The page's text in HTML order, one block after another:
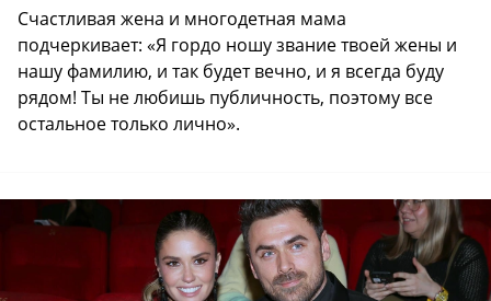
Счастливая жена и многодетная мама
подчеркивает: «Я гордо ношу звание твоей жены и
нашу фамилию, и так будет вечно, и я всегда буду
рядом! Ты не любишь публичность, поэтому все
остальное только лично».